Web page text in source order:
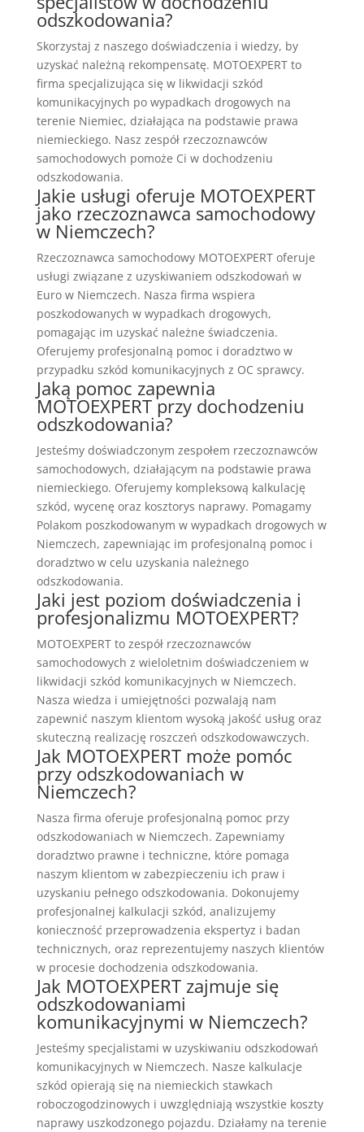
odszkodowania?
Skorzystaj z naszego doświadczenia i wiedzy, by
uzyskać należną rekompensatę. MOTOEXPERT to
firma specjalizująca się w likwidacji szkód
komunikacyjnych po wypadkach drogowych na
terenie Niemiec, działająca na podstawie prawa
niemieckiego. Nasz zespół rzeczoznawców
samochodowych pomoże Ci w dochodzeniu
odszkodowania.
Jakie usługi oferuje MOTOEXPERT
jako rzeczoznawca samochodowy
w Niemczech?
Rzeczoznawca samochodowy MOTOEXPERT oferuje
usługi związane z uzyskiwaniem odszkodowań w
Euro w Niemczech. Nasza firma wspiera
poszkodowanych w wypadkach drogowych,
pomagając im uzyskać należne świadczenia.
Oferujemy profesjonalną pomoc i doradztwo w
przypadku szkód komunikacyjnych z OC sprawcy.
Jaką pomoc zapewnia
MOTOEXPERT przy dochodzeniu
odszkodowania?
Jesteśmy doświadczonym zespołem rzeczoznawców
samochodowych, działającym na podstawie prawa
niemieckiego. Oferujemy kompleksową kalkulację
szkód, wycenę oraz kosztorys naprawy. Pomagamy
Polakom poszkodowanym w wypadkach drogowych w
Niemczech, zapewniając im profesjonalną pomoc i
doradztwo w celu uzyskania należnego
odszkodowania.
Jaki jest poziom doświadczenia i
profesjonalizmu MOTOEXPERT?
MOTOEXPERT to zespół rzeczoznawców
samochodowych z wieloletnim doświadczeniem w
likwidacji szkód komunikacyjnych w Niemczech.
Nasza wiedza i umiejętności pozwalają nam
zapewnić naszym klientom wysoką jakość usług oraz
skuteczną realizację roszczeń odszkodowawczych.
Jak MOTOEXPERT może pomóc
przy odszkodowaniach w
Niemczech?
Nasza firma oferuje profesjonalną pomoc przy
odszkodowaniach w Niemczech. Zapewniamy
doradztwo prawne i techniczne, które pomaga
naszym klientom w zabezpieczeniu ich praw i
uzyskaniu pełnego odszkodowania. Dokonujemy
profesjonalnej kalkulacji szkód, analizujemy
konieczność przeprowadzenia ekspertyz i badan
technicznych, oraz reprezentujemy naszych klientów
w procesie dochodzenia odszkodowania.
Jak MOTOEXPERT zajmuje się
odszkodowaniami
komunikacyjnymi w Niemczech?
Jesteśmy specjalistami w uzyskiwaniu odszkodowań
komunikacyjnych w Niemczech. Nasze kalkulacje
szkód opierają się na niemieckich stawkach
roboczogodzinowych i uwzględniają wszystkie koszty
naprawy uszkodzonego pojazdu. Działamy na terenie